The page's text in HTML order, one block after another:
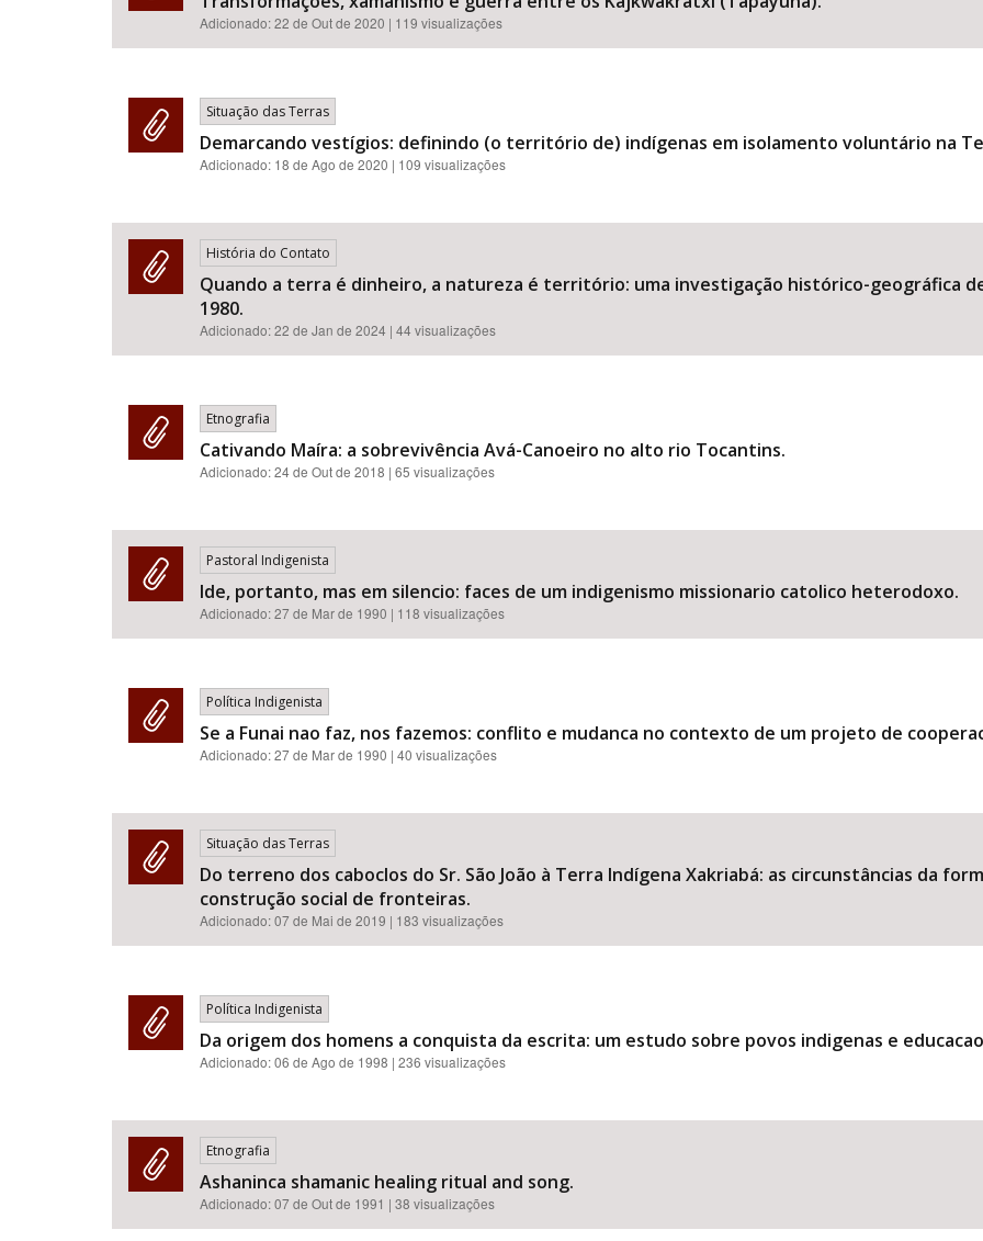
Adicionado:22 de Out de 2020 | 119 visualizações
Situação das Terras
Demarcando vestígios: definindo (o território de) indígenas em isolamento voluntário na
Adicionado: 18 de Ago de 2020 | 109 visualizações
História do Contato
Quando a terra é dinheiro, a natureza é território: uma investigação histórico-geográfica
1980.
Adicionado:22 de Jan de 2024 | 44 visualizações
Etnografia
Cativando Maíra: a sobrevivência Avá-Canoeiro no alto rio Tocantins.
Adicionado:24 de Out de 2018 | 65 visualizações
Pastoral Indigenista
Ide, portanto, mas em silencio: faces de um indigenismo missionario catolico heterodoxo.
Adicionado:27 de Mar de 1990 | 118 visualizações
Política Indigenista
Se a Funai nao faz, nos fazemos: conflito e mudanca no contexto de um projeto de
Adicionado:27 de Mar de 1990 | 40 visualizações
Situação das Terras
Do terreno dos caboclos do Sr. São João à Terra Indígena Xakriabá: as circunstâncias da
construção social de fronteiras.
Adicionado:07 de Mai de 2019 | 183 visualizações
Política Indigenista
Da origem dos homens a conquista da escrita: um estudo sobre povos indigenas e
Adicionado:06 de Ago de 1998 | 236 visualizações
Etnografia
Ashaninca shamanic healing ritual and song.
Adicionado:07 de Out de 1991 | 38 visualizações